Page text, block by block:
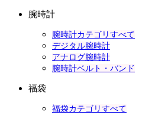
腕時計
腕時計カテゴリすべて
デジタル腕時計
アナログ腕時計
腕時計ベルト・バンド
福袋
福袋カテゴリすべて